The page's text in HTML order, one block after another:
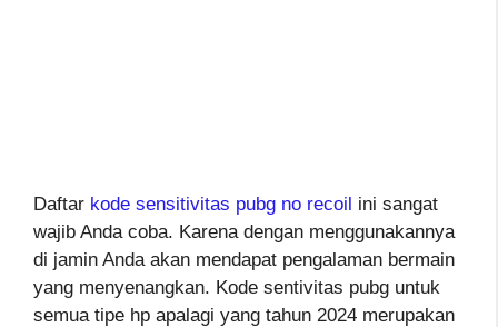
Daftar kode sensitivitas pubg no recoil ini sangat
wajib Anda coba. Karena dengan menggunakannya
di jamin Anda akan mendapat pengalaman bermain
yang menyenangkan. Kode sentivitas pubg untuk
semua tipe hp apalagi yang tahun 2024 merupakan